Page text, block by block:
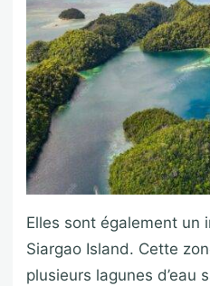
Elles sont également un
Siargao Island. Cette
plusieurs lagunes d’eau